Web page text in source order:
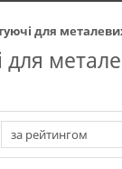
для
для
за рейтингом